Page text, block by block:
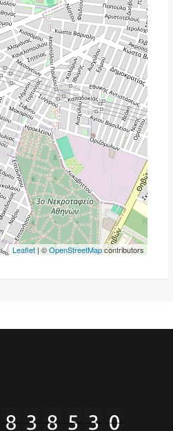
Leaflet | ©OpenStreetMapcontributors